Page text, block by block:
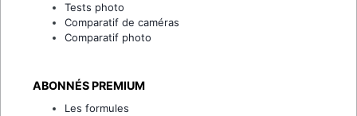
Tests photo
Comparatif de caméras
Comparatif photo
ABONNÉS PREMIUM
Les formules